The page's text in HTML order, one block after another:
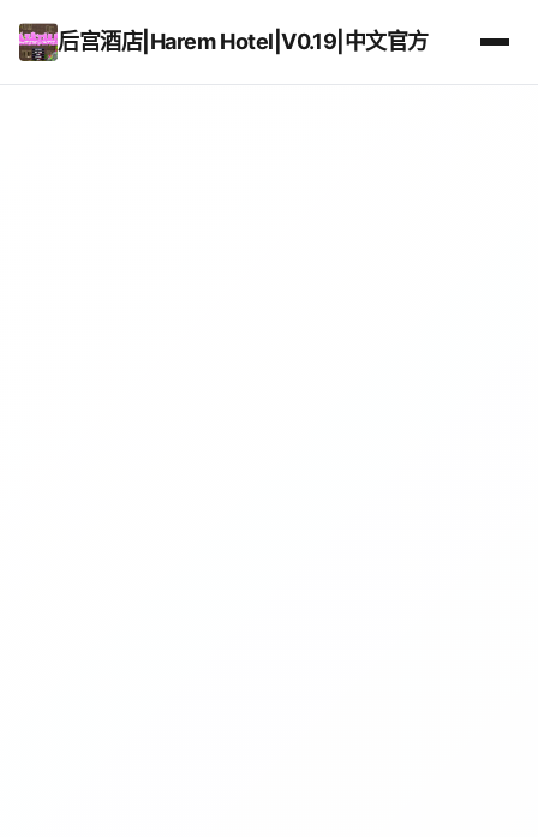
后宫酒店|Harem Hotel|V0.19|中文官方